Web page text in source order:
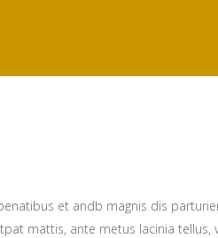
et andb magnis dis
mattis, ante metus lacinia tellus,